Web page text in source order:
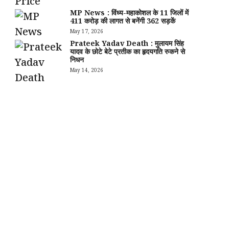
MP News : विंध्य-महाकोशल के 11 जिलों में
411 करोड़ की लागत से बनेंगी 362 सड़कें
May 17, 2026
Prateek Yadav Death : मुलायम सिंह
यादव के छोटे बेटे प्रतीक का हृदयगति रुकने से
निधन
May 14, 2026